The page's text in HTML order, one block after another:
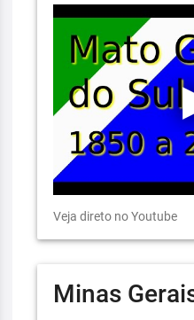
Veja direto no Youtube
Minas